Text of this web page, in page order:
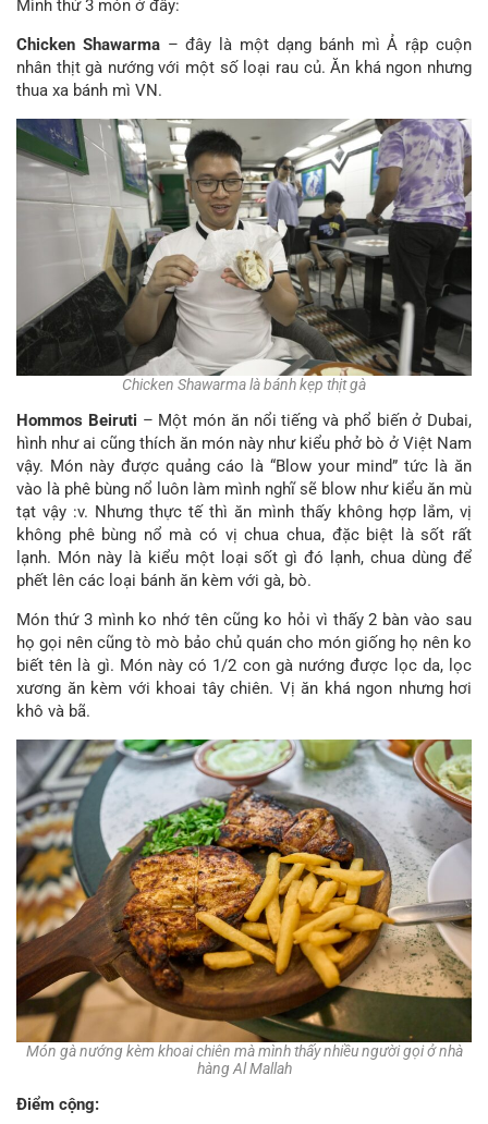
Mình thử 3 món ở đây:
Chicken Shawarma– đây là một dạng bánh mì Ả rập cuộn
nhân thịt gà nướng với một số loại rau củ. Ăn khá ngon nhưng
thua xa bánh mì VN.
Chicken Shawarma là bánh kẹp thịt gà
Hommos Beiruti – Một món ăn nổi tiếng và phổ biến ở Dubai,
hình như ai cũng thích ăn món này như kiểu phở bò ở Việt Nam
vậy. Món này được quảng cáo là “Blow your mind” tức là ăn
vào là phê bùng nổ luôn làm mình nghĩ sẽ blow như kiểu ăn mù
tạt vậy :v. Nhưng thực tế thì ăn mình thấy không hợp lắm, vị
không phê bùng nổ mà có vị chua chua, đặc biệt là sốt rất
lạnh. Món này là kiểu một loại sốt gì đó lạnh, chua dùng để
phết lên các loại bánh ăn kèm với gà, bò.
Món thứ 3 mình ko nhớ tên cũng ko hỏi vì thấy 2 bàn vào sau
họ gọi nên cũng tò mò bảo chủ quán cho món giống họ nên ko
biết tên là gì. Món này có 1/2 con gà nướng được lọc da, lọc
xương ăn kèm với khoai tây chiên. Vị ăn khá ngon nhưng hơi
khô và bã.
Món gà nướng kèm khoai chiên mà mình thấy nhiều người gọi ở nhà
hàng Al Mallah
Điểm cộng: